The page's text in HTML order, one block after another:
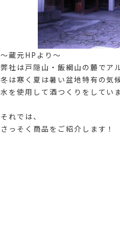
～蔵元HPより～
弊社は戸隠山・飯綱山の麓でア
冬は寒く夏は暑い盆地特有の気
水を使用して酒つくりをしていま
それでは、
さっそく商品をご紹介します！